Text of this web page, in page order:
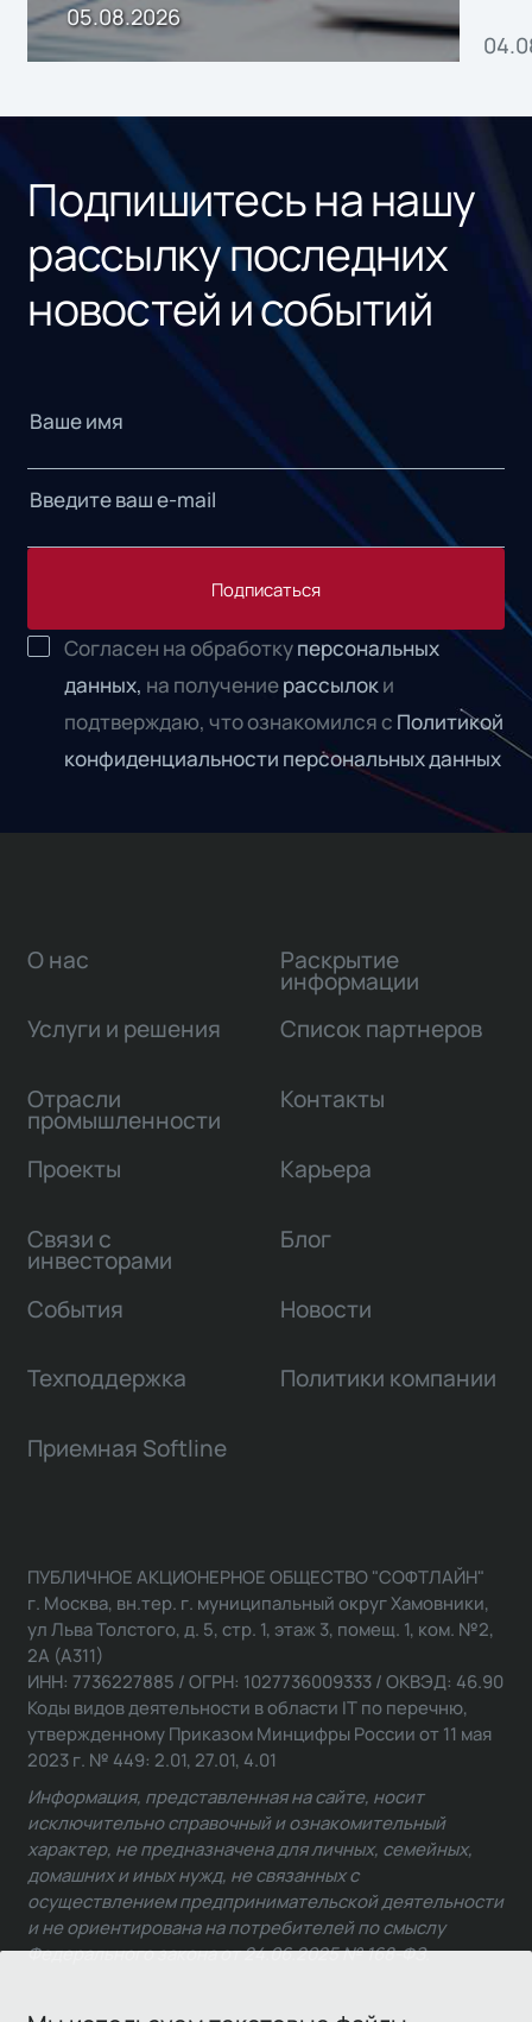
05.08.2026
Подпишитесь на нашу
рассылку последних
новостей и событий
Подписаться
Согласен на обработкуперсональных
данных, на получениерассылоки
подтверждаю, что ознакомился с Политикой
конфиденциальности персональных данных
О нас
Услуги и решения
Отрасли
промышленности
Проекты
Связи с
инвесторами
Раскрытие
информации
Список партнеров
Контакты
Карьера
Блог
События Новости
Техподдержка Политики компании
Приемная Softline
ПУБЛИЧНОЕ АКЦИОНЕРНОЕ ОБЩЕСТВО "СОФТЛАЙН"
г. Москва, вн.тер. г. муниципальный округ Хамовники,
ул Льва Толстого, д. 5, стр. 1, этаж 3, помещ. 1, ком. №2,
2А (А311)
ИНН: 7736227885 / ОГРН: 1027736009333 / ОКВЭД: 46.90
Коды видов деятельности в области IT по перечню,
утвержденному Приказом Минцифры России от 11 мая
2023 г. № 449: 2.01, 27.01, 4.01
Информация, представленная на сайте, носит
исключительно справочный и ознакомительный
характер, не предназначена для личных, семейных,
домашних и иных нужд, не связанных с
осуществлением предпринимательской деятельности
и не ориентирована на потребителей по смыслу
Федерального закона от 24.06.2025 № 168-ФЗ.